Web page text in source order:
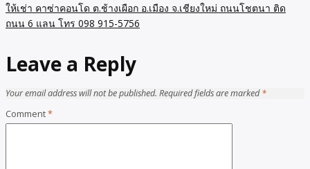
ให้เช่า คาซ่าคอนโด ต.ช้างเผือก อ.เมือง จ.เชียงใหม่ ถนนโชตนา ติด
ถนน 6 แลน โทร 098 915-5756
Leave a Reply
Your email address will not be published. Required fields are marked*
Comment*